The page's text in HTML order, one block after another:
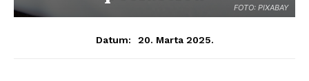
FOTO: PIXABAY
Datum: 20. Marta 2025.